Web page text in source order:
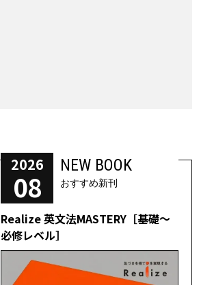
2026
08
NEW BOOK
おすすめ新刊
Realize 英文法MASTERY［基礎～
必修レベル］